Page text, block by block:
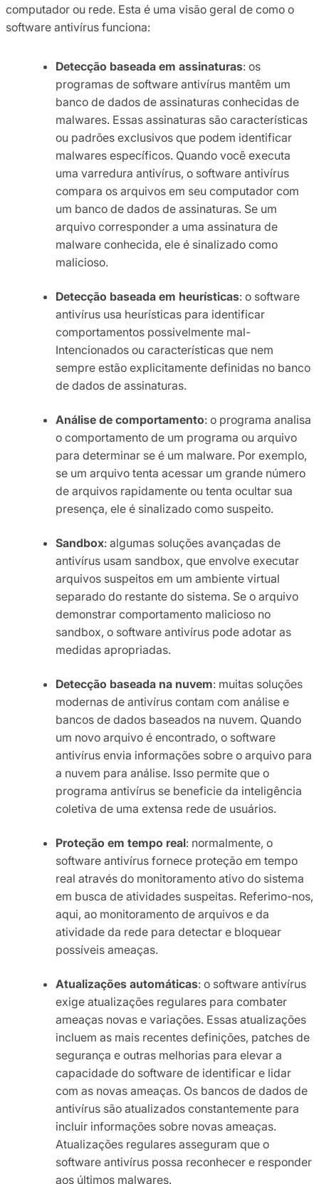
computador ou rede. Esta é uma visão geral de como o
software antivírus funciona:
Detecção baseada em assinaturas: os
programas de software antivírus mantêm um
banco de dados de assinaturas conhecidas de
malwares. Essas assinaturas são características
ou padrões exclusivos que podem identificar
malwares específicos. Quando você executa
uma varredura antivírus, o software antivírus
compara os arquivos em seu computador com
um banco de dados de assinaturas. Se um
arquivo corresponder a uma assinatura de
malware conhecida, ele é sinalizado como
malicioso.
Detecção baseada em heurísticas: o software
antivírus usa heurísticas para identificar
comportamentos possivelmente mal-
Intencionados ou características que nem
sempre estão explicitamente definidas no banco
de dados de assinaturas.
Análise de comportamento: o programa analisa
o comportamento de um programa ou arquivo
para determinar se é um malware. Por exemplo,
se um arquivo tenta acessar um grande número
de arquivos rapidamente ou tenta ocultar sua
presença, ele é sinalizado como suspeito.
Sandbox: algumas soluções avançadas de
antivírus usam sandbox, que envolve executar
arquivos suspeitos em um ambiente virtual
separado do restante do sistema. Se o arquivo
demonstrar comportamento malicioso no
sandbox, o software antivírus pode adotar as
medidas apropriadas.
Detecção baseada na nuvem: muitas soluções
modernas de antivírus contam com análise e
bancos de dados baseados na nuvem. Quando
um novo arquivo é encontrado, o software
antivírus envia informações sobre o arquivo para
a nuvem para análise. Isso permite que o
programa antivírus se beneficie da inteligência
coletiva de uma extensa rede de usuários.
Proteção em tempo real: normalmente, o
software antivírus fornece proteção em tempo
real através do monitoramento ativo do sistema
em busca de atividades suspeitas. Referimo-nos,
aqui, ao monitoramento de arquivos e da
atividade da rede para detectar e bloquear
possíveis ameaças.
Atualizações automáticas: o software antivírus
exige atualizações regulares para combater
ameaças novas e variações. Essas atualizações
incluem as mais recentes definições, patches de
segurança e outras melhorias para elevar a
capacidade do software de identificar e lidar
com as novas ameaças. Os bancos de dados de
antivírus são atualizados constantemente para
incluir informações sobre novas ameaças.
Atualizações regulares asseguram que o
software antivírus possa reconhecer e responder
aos últimos malwares.